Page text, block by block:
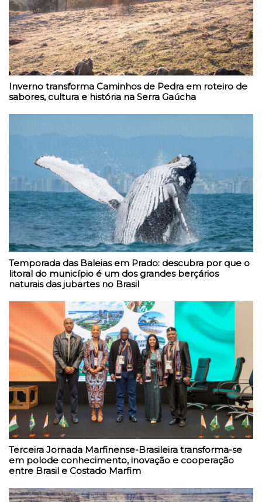
Inverno transforma Caminhos de Pedra em roteiro de
sabores, cultura e história na Serra Gaúcha
Temporada das Baleias em Prado: descubra por que o
litoral do município é um dos grandes berçários
naturais das jubartes no Brasil
Terceira Jornada Marfinense-Brasileira transforma-se
em polode conhecimento, inovação e cooperação
entre Brasil e Costado Marfim